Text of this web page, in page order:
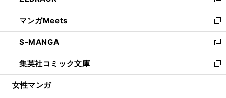
開
く
ウ
で
開
く
ン
ド
ウ
で
開
く
ウ
ィ
ン
ド
ウ
で
開
し
い
ウ
ィ
ン
ド
ウ
開
マンガMeets
新
し
い
ウ
ィ
ン
S-MANGA
新
し
い
ウ
集英社コミック文庫
新
し
女性マンガ